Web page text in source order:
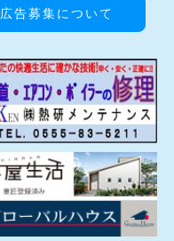
広告募集について